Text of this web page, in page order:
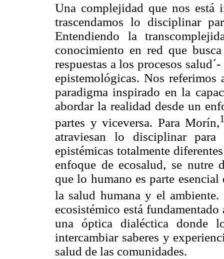
Una complejidad que nos está
trascendamos lo disciplinar
Entendiendo la
conocimiento en red que
respuestas a los procesos
epistemológicas. Nos
paradigma inspirado en la
abordar la realidad desde un
partes y viceversa. Para Morín,
atraviesan lo disciplinar
epistémicas totalmente
enfoque de ecosalud, se nutre
que lo humano es parte
la salud humana y el ambiente.
ecosistémico está
una óptica dialéctica donde
intercambiar saberes y
salud de las comunidades.